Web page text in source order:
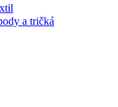
a tričká